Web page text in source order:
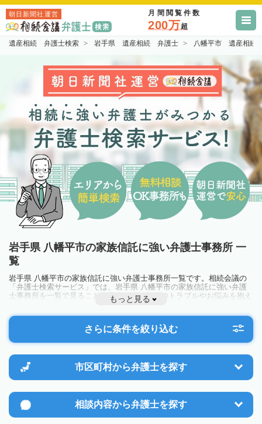
朝日新聞社運営 月間閲覧件数
200万超
遺産相続 弁護士検索 岩手県 遺産相続 弁護士 八幡平市 遺産相続
岩手県 八幡平市の家族信託に強い弁護士事務所 一
覧
岩手県 八幡平市の家族信託に強い弁護士事務所一覧です。相続会議の
「弁護士検索サービス」では、岩手県 八幡平市の家族信託に強い弁護
士事務所を一覧で見ることが出来ます。相続のトラブルやお悩みを抱え
ている方は一度近隣の弁護士に相談してみましょう。
もっと見る
さらに条件を絞り込む
市区町村から弁護士を探す
相談内容から弁護士を探す